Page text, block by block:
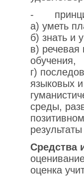
-
а) уметь
б) знать и
в) речевая
обучения,
г)
языковых
среды,
Средства
оценка